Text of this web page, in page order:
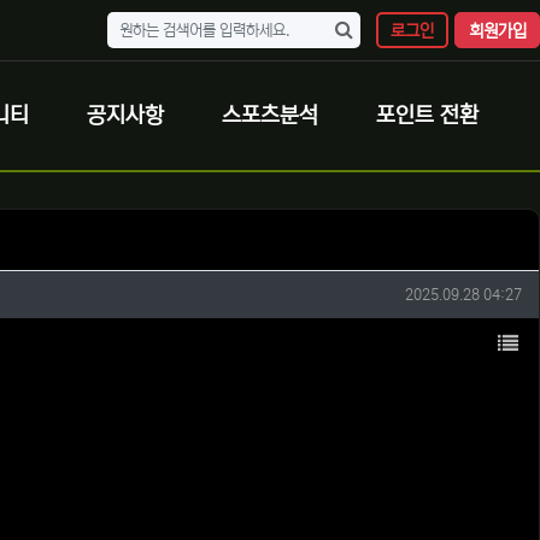
로그인 회원가입
티 공지사항 스포츠분석 포인트 전환
작성일
2025.09.28 04:27
목